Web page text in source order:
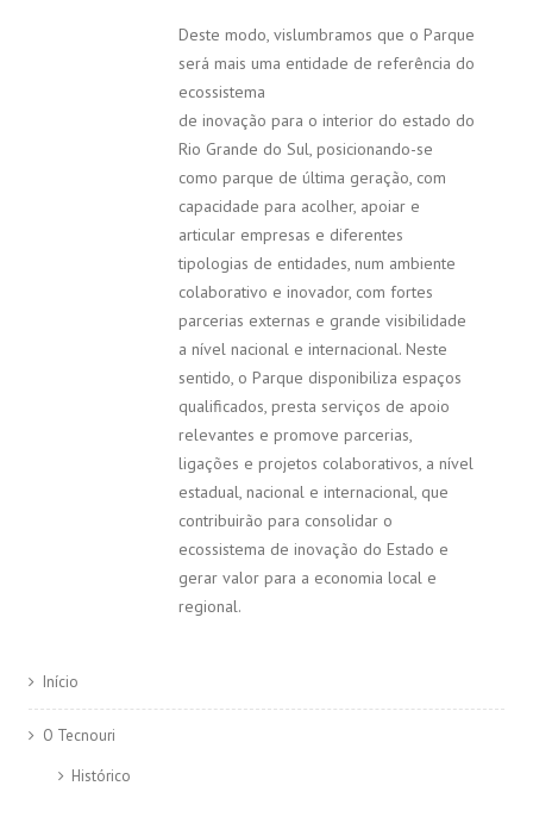
Deste modo, vislumbramos que o Parque
será mais uma entidade de referência do
ecossistema
de inovação para o interior do estado do
Rio Grande do Sul, posicionando-se
como parque de última geração, com
capacidade para acolher, apoiar e
articular empresas e diferentes
tipologias de entidades, num ambiente
colaborativo e inovador, com fortes
parcerias externas e grande visibilidade
a nível nacional e internacional. Neste
sentido, o Parque disponibiliza espaços
qualificados, presta serviços de apoio
relevantes e promove parcerias,
ligações e projetos colaborativos, a nível
estadual, nacional e internacional, que
contribuirão para consolidar o
ecossistema de inovação do Estado e
gerar valor para a economia local e
regional.
Início
O Tecnouri
Histórico